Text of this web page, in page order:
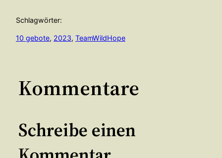
Schlagwörter:
10 gebote, 2023, TeamWildHope
Kommentare
Schreibe einen